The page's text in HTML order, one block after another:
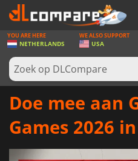
SPELLEN
GAME CARDS
SOFTWARE
YOU ARE HERE
NETHERLANDS
WE ALSO SUPPORT
USA
Doe mee aan
Games 2026